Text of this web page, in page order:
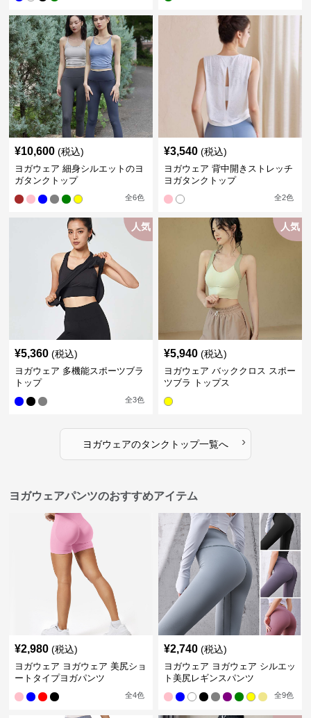
¥10,600 (税込)
ヨガウェア 細身シルエットのヨ
ガタンクトップ
全6色
¥3,540 (税込)
ヨガウェア 背中開きストレッチ
ヨガタンクトップ
全2色
人気
¥5,360 (税込)
ヨガウェア 多機能スポーツブラ
トップ
全3色
人気
¥5,940 (税込)
ヨガウェア バッククロス スポー
ツブラ トップス
ヨガウェアのタンクトップ一覧へ ›
ヨガウェアパンツのおすすめアイテム
¥2,980 (税込)
ヨガウェア ヨガウェア 美尻ショ
ートタイプヨガパンツ
全4色
¥2,740 (税込)
ヨガウェア ヨガウェア シルエッ
ト美尻レギンスパンツ
全9色